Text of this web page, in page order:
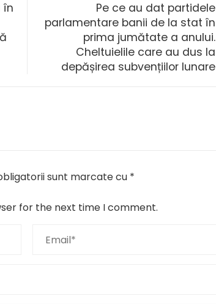
în
Pe ce au dat partidele
parlamentare banii de la stat în
prima jumătate a anului.
Cheltuielile care au dus la
depășirea subvențiilor lunare
sunt marcate cu *
for the next time I comment.